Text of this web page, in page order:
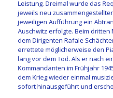
Leistung. Dreimal wurde das
jeweils neu
jeweiligen Aufführung ein
Auschwitz erfolgte. Beim dritten
dem Dirigenten Rafale
errettete möglicherweise den
lang vor dem Tod. Als er nach
Kommandanten im Frühjahr
dem Krieg wieder einmal
sofort hinausgeführt und